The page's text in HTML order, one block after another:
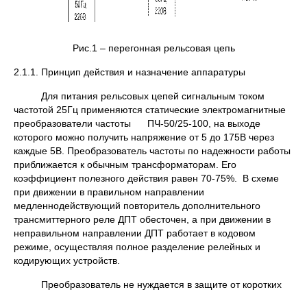
Рис.1 – перегонная рельсовая цепь
2.1.1. Принцип действия и назначение аппаратуры
Для питания рельсовых цепей сигнальным током
частотой 25Гц применяются статические электромагнитные
преобразователи частоты ПЧ-50/25-100, на выходе
которого можно получить напряжение от 5 до 175В через
каждые 5В. Преобразователь частоты по надежности работы
приближается к обычным трансформаторам. Его
коэффициент полезного действия равен 70-75%. В схеме
при движении в правильном направлении
медленнодействующий повторитель дополнительного
трансмиттерного реле ДПТ обесточен, а при движении в
неправильном направлении ДПТ работает в кодовом
режиме, осуществляя полное разделение релейных и
кодирующих устройств.
Преобразователь не нуждается в защите от коротких